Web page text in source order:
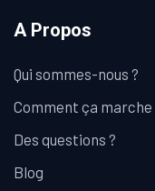
A Propos
Qui sommes-nous ?
Comment ça marche
Des questions ?
Blog